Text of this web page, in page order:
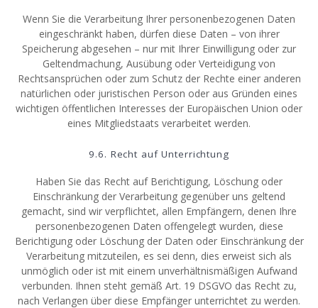
Wenn Sie die Verarbeitung Ihrer personenbezogenen Daten
eingeschränkt haben, dürfen diese Daten – von ihrer
Speicherung abgesehen – nur mit Ihrer Einwilligung oder zur
Geltendmachung, Ausübung oder Verteidigung von
Rechtsansprüchen oder zum Schutz der Rechte einer anderen
natürlichen oder juristischen Person oder aus Gründen eines
wichtigen öffentlichen Interesses der Europäischen Union oder
eines Mitgliedstaats verarbeitet werden.
9.6. Recht auf Unterrichtung
Haben Sie das Recht auf Berichtigung, Löschung oder
Einschränkung der Verarbeitung gegenüber uns geltend
gemacht, sind wir verpflichtet, allen Empfängern, denen Ihre
personenbezogenen Daten offengelegt wurden, diese
Berichtigung oder Löschung der Daten oder Einschränkung der
Verarbeitung mitzuteilen, es sei denn, dies erweist sich als
unmöglich oder ist mit einem unverhältnismäßigen Aufwand
verbunden. Ihnen steht gemäß Art. 19 DSGVO das Recht zu,
nach Verlangen über diese Empfänger unterrichtet zu werden.